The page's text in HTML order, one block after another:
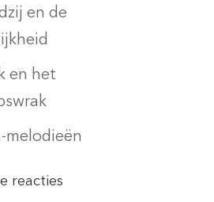
en de
en het
melodieën
reacties